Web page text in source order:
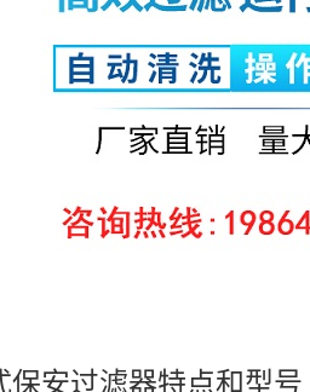
保安过滤器特点和型号